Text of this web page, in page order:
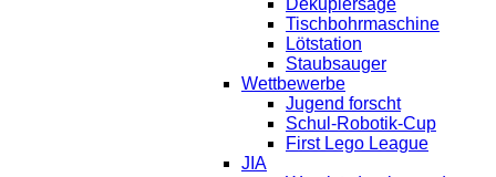
Dekupiersäge
Tischbohrmaschine
Lötstation
Staubsauger
Wettbewerbe
Jugend forscht
Schul-Robotik-Cup
First Lego League
JIA